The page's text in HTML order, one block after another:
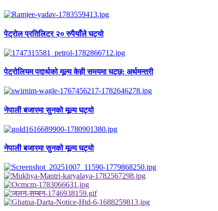
पेट्रोल प्रतिलिटर २० रुपैयाँले घट्यो
पेट्रोलियम पदार्थको मूल्य केही समयमा घट्छ: अर्थमन्त्री
नेपाली बजारमा सुनको मूल्य घट्यो
नेपाली बजारमा सुनको मूल्य घट्यो